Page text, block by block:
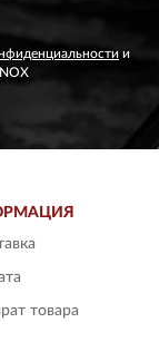
и
товара